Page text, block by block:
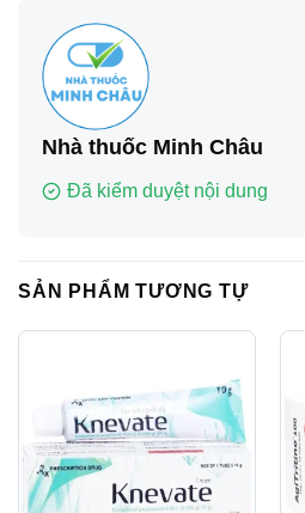
Nhà thuốc Minh Châu
Đã kiểm duyệt nội dung
SẢN PHẨM TƯƠNG TỰ